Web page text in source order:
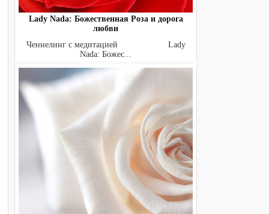
Lady Nada: Божественная Роза и дорога
любви
Ченнелинг с медитацией Lady
Nada: Божес...